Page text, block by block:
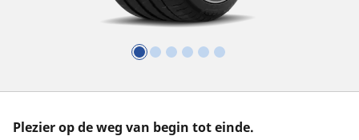
Plezier op de weg van begin tot einde.